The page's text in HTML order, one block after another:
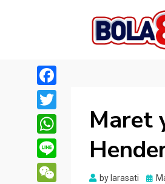
Maret
by larasati
Facebook
Twitter
WhatsApp
Line